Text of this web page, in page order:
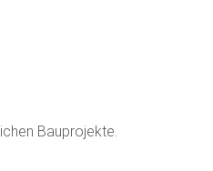
Bauprojekte.